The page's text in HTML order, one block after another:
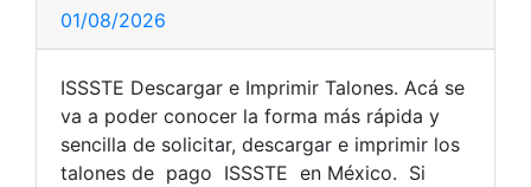
01/08/2026
ISSSTE Descargar e Imprimir Talones. Acá se
va a poder conocer la forma más rápida y
sencilla de solicitar, descargar e imprimir los
talones de pago ISSSTE en México. Si